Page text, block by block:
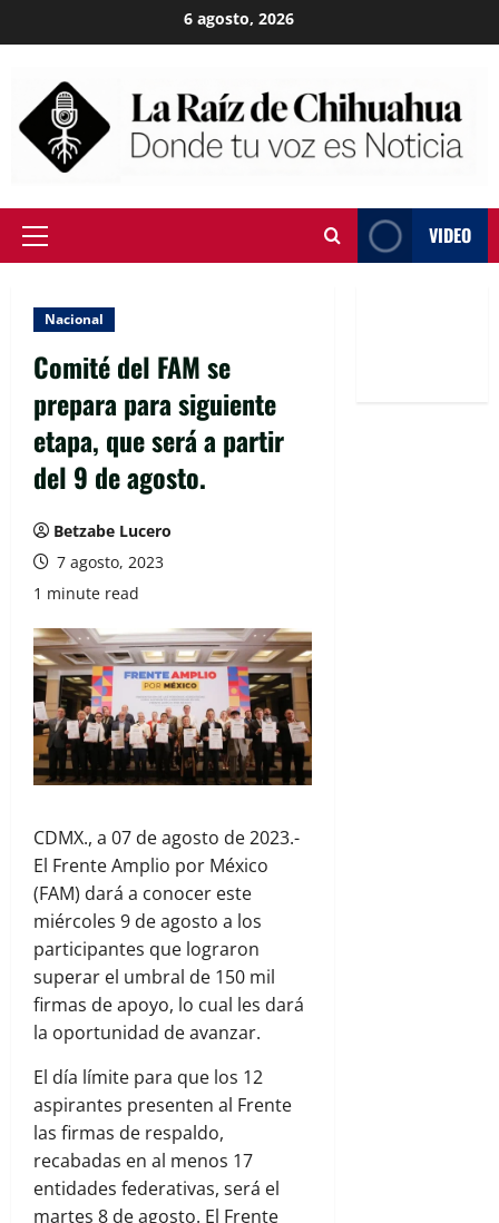
to
6 agosto, 2026
Primary
VIDEO
Nacional
Comité del FAM se
prepara para siguiente
etapa, que será a partir
del 9 de agosto.
Betzabe Lucero
7 agosto, 2023
1 minute read
CDMX., a 07 de agosto de 2023.-
El Frente Amplio por México
(FAM) dará a conocer este
miércoles 9 de agosto a los
participantes que lograron
superar el umbral de 150 mil
firmas de apoyo, lo cual les dará
la oportunidad de avanzar.
El día límite para que los 12
aspirantes presenten al Frente
las firmas de respaldo,
recabadas en al menos 17
entidades federativas, será el
martes 8 de agosto. El Frente